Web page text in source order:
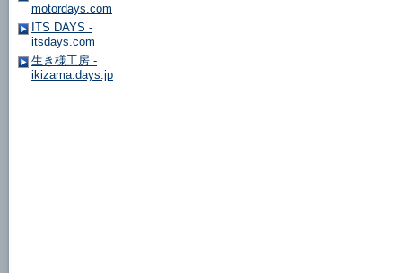
motordays.com
ITS DAYS -
itsdays.com
生き様工房 -
ikizama.days.jp